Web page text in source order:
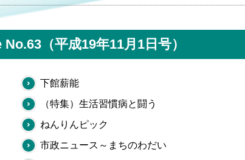
（平成19年11月1日号）
下館薪能
（特集）生活習慣病と闘う
ねんりんピック
市政ニュース～まちのわだい